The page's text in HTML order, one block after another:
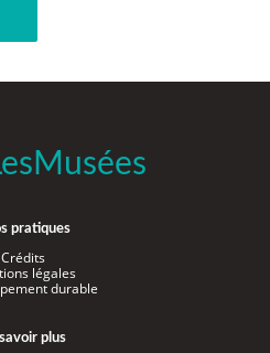
pratiques
Crédits
légales
durable
plus